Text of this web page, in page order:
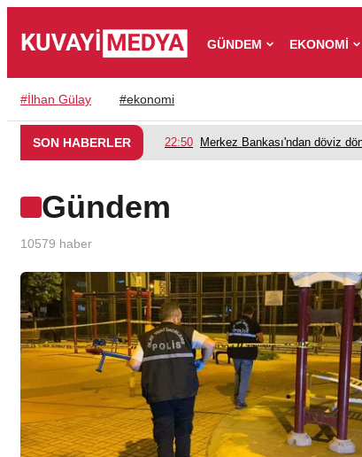
GÜNDEM EKONOMİ
#İlhan Gülay #ekonomi
SON HABERLER 22:50 Merkez Bankası'ndan döviz
Gündem
10579 haber